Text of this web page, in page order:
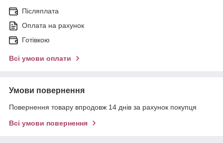
Післяплата
Оплата на рахунок
Готівкою
Всі умови оплати
Умови повернення
Повернення товару впродовж 14 днів за рахунок покупця
Всі умови повернення